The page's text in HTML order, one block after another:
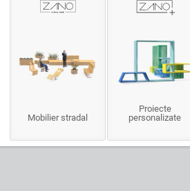
Mobilier stradal
Proiecte
personalizate